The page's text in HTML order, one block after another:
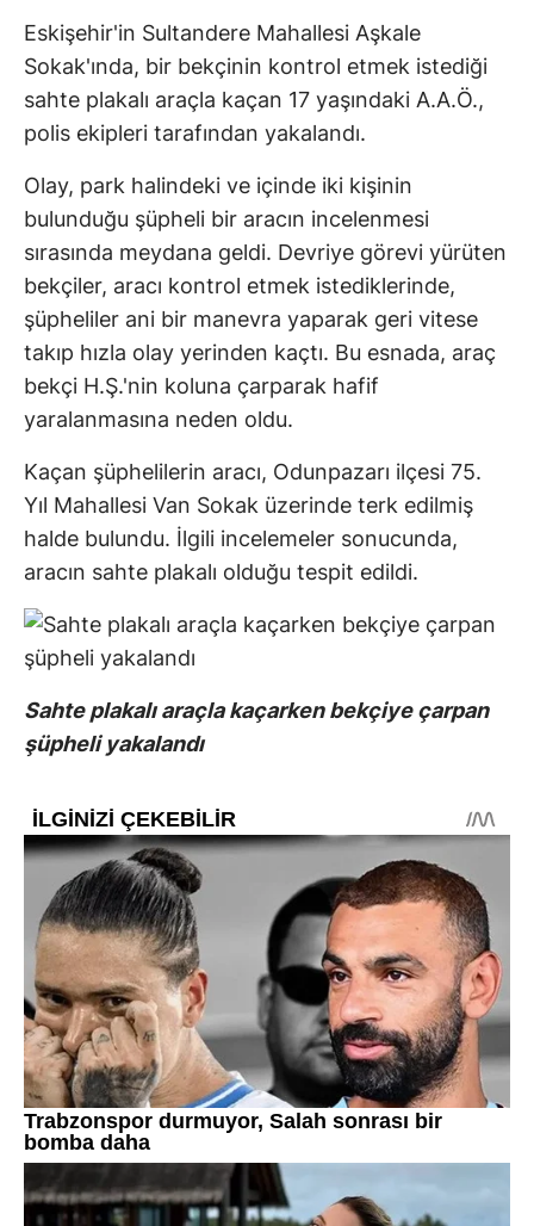
Eskişehir'in Sultandere Mahallesi Aşkale
Sokak'ında, bir bekçinin kontrol etmek istediği
sahte plakalı araçla kaçan 17 yaşındaki A.A.Ö.,
polis ekipleri tarafından yakalandı.
Olay, park halindeki ve içinde iki kişinin
bulunduğu şüpheli bir aracın incelenmesi
sırasında meydana geldi. Devriye görevi yürüten
bekçiler, aracı kontrol etmek istediklerinde,
şüpheliler ani bir manevra yaparak geri vitese
takıp hızla olay yerinden kaçtı. Bu esnada, araç
bekçi H.Ş.'nin koluna çarparak hafif
yaralanmasına neden oldu.
Kaçan şüphelilerin aracı, Odunpazarı ilçesi 75.
Yıl Mahallesi Van Sokak üzerinde terk edilmiş
halde bulundu. İlgili incelemeler sonucunda,
aracın sahte plakalı olduğu tespit edildi.
Sahte plakalı araçla kaçarken bekçiye çarpan
şüpheli yakalandı